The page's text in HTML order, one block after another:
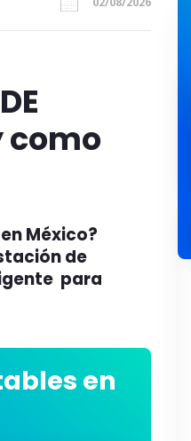
como
México?
de
para
en